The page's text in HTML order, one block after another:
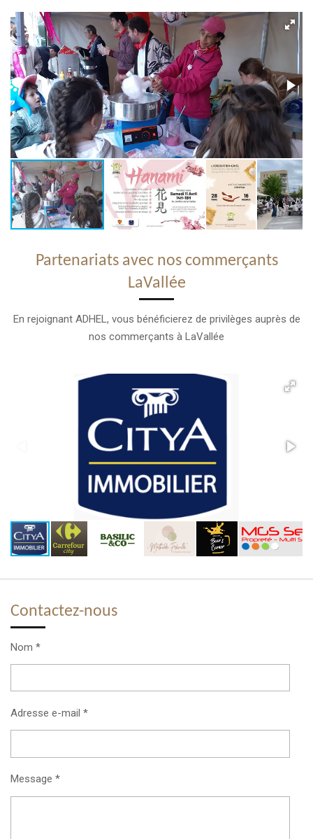
Partenariats avec nos commerçants
LaVallée
En rejoignant ADHEL, vous bénéficierez de privilèges auprès de
nos commerçants à LaVallée
Contactez-nous
Nom *
Adresse e-mail *
Message *